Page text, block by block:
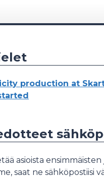
production at
asioista
saat ne sähköpostiisi